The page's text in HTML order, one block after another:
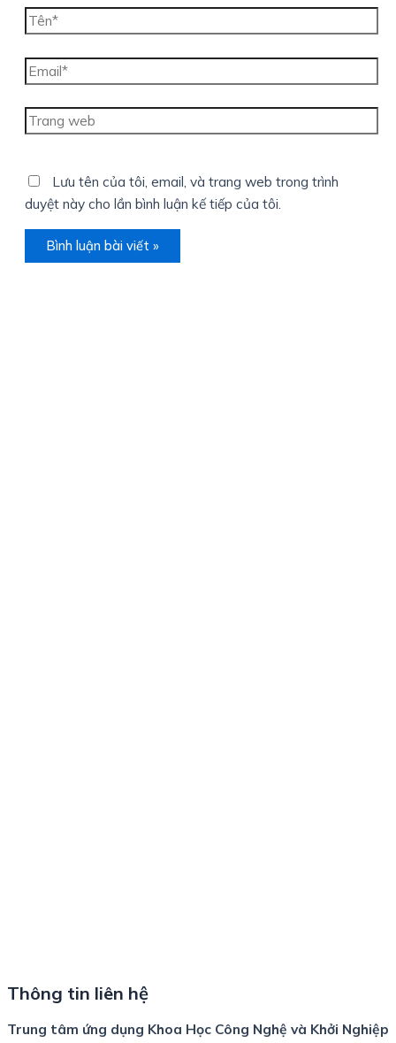
Tên*
Email*
Trang
web
Lưu tên của tôi, email, và trang web trong trình
duyệt này cho lần bình luận kế tiếp của tôi.
Thông tin liên hệ
Trung tâm ứng dụng Khoa Học Công Nghệ và Khởi Nghiệp